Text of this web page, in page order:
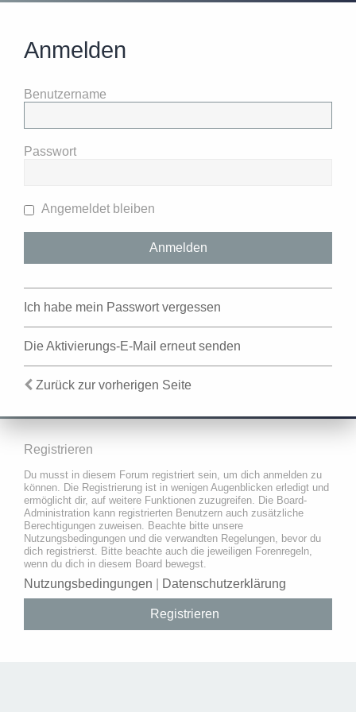
Anmelden
Benutzername
Passwort
Angemeldet bleiben
Ich habe mein Passwort vergessen
Die Aktivierungs-E-Mail erneut senden
Zurück zur vorherigen Seite
Registrieren
Du musst in diesem Forum registriert sein, um dich anmelden zu
können. Die Registrierung ist in wenigen Augenblicken erledigt und
ermöglicht dir, auf weitere Funktionen zuzugreifen. Die Board-
Administration kann registrierten Benutzern auch zusätzliche
Berechtigungen zuweisen. Beachte bitte unsere
Nutzungsbedingungen und die verwandten Regelungen, bevor du
dich registrierst. Bitte beachte auch die jeweiligen Forenregeln,
wenn du dich in diesem Board bewegst.
Nutzungsbedingungen Datenschutzerklärung
Registrieren